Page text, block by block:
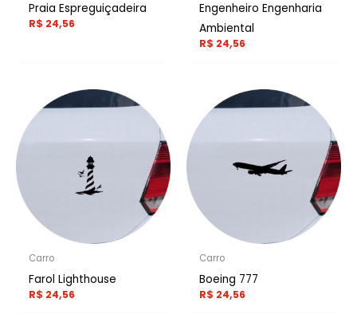
Praia Espreguiçadeira
R$ 24,56
Engenheiro Engenharia
Ambiental
R$ 24,56
Carro
Farol Lighthouse
R$ 24,56
Carro
Boeing 777
R$ 24,56